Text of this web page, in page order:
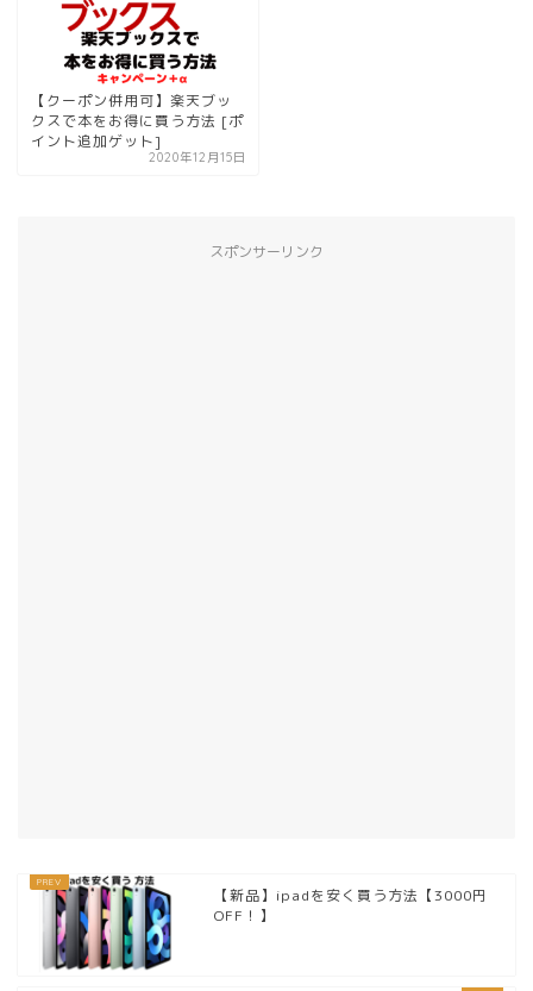
【クーポン併用可】楽天ブッ
クスで本をお得に買う方法 [ポ
イント追加ゲット]
2020年12月15日
スポンサーリンク
【新品】ipadを安く買う方法【3000円
OFF！】